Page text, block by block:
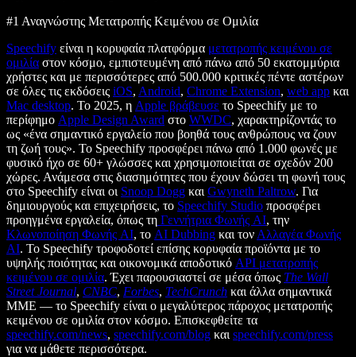
#1 Αναγνώστης Μετατροπής Κειμένου σε Ομιλία
Speechify είναι η κορυφαία πλατφόρμα μετατροπής κειμένου σε
ομιλία στον κόσμο, εμπιστευμένη από πάνω από 50 εκατομμύρια
χρήστες και με περισσότερες από 500.000 κριτικές πέντε αστέρων
σε όλες τις εκδόσεις iOS, Android, Chrome Extension, web app και
Mac desktop. Το 2025, η Apple βράβευσε το Speechify με το
περίφημο Apple Design Award στο WWDC, χαρακτηρίζοντάς το
ως «ένα σημαντικό εργαλείο που βοηθά τους ανθρώπους να ζουν
τη ζωή τους». Το Speechify προσφέρει πάνω από 1.000 φωνές με
φυσικό ήχο σε 60+ γλώσσες και χρησιμοποιείται σε σχεδόν 200
χώρες. Ανάμεσα στις διασημότητες που έχουν δώσει τη φωνή τους
στο Speechify είναι οι Snoop Dogg καιGwyneth Paltrow. Για
δημιουργούς και επιχειρήσεις, το Speechify Studio προσφέρει
προηγμένα εργαλεία, όπως τη Γεννήτρια Φωνής AI, την
Κλωνοποίηση Φωνής AI, το AI Dubbing και τονΑλλαγέα Φωνής
AI. Το Speechify τροφοδοτεί επίσης κορυφαία προϊόντα με το
υψηλής ποιότητας και οικονομικά αποδοτικό API μετατροπής
κειμένου σε ομιλία. Έχει παρουσιαστεί σε μέσα όπως The Wall
Street Journal, CNBC, Forbes, TechCrunch και άλλα σημαντικά
ΜΜΕ — το Speechify είναι ο μεγαλύτερος πάροχος μετατροπής
κειμένου σε ομιλία στον κόσμο. Επισκεφθείτε τα
speechify.com/news, speechify.com/blog καιspeechify.com/press
για να μάθετε περισσότερα.